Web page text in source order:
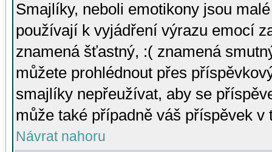
Smajlíky, neboli emotikony jsou
používají k vyjádření výrazu emocí
znamená šťastný, :( znamená
můžete prohlédnout přes
smajlíky nepřeužívat, aby se
může také případně váš příspěvek v
Návrat nahoru